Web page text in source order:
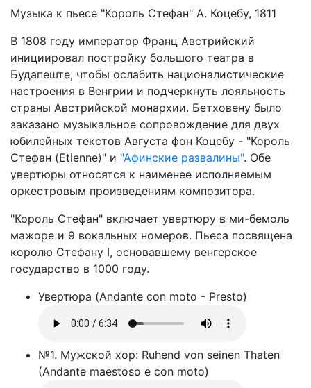
Музыка к пьесе "Король Стефан" А. Коцебу, 1811
В 1808 году император Франц Австрийский
инициировал постройку большого театра в
Будапеште, чтобы ослабить националистические
настроения в Венгрии и подчеркнуть лояльность
страны Австрийской монархии. Бетховену было
заказано музыкальное сопровождение для двух
юбилейных текстов Августа фон Коцебу - "Король
Стефан (Etienne)" и "Афинские развалины". Обе
увертюры относятся к наименее исполняемым
оркестровым произведениям композитора.
"Король Стефан" включает увертюру в ми-бемоль
мажоре и 9 вокальных номеров. Пьеса посвящена
королю Стефану I, основавшему венгерское
государство в 1000 году.
Увертюра (Andante con moto - Presto)
№1. Мужской хор: Ruhend von seinen Thaten
(Andante maestoso e con moto)